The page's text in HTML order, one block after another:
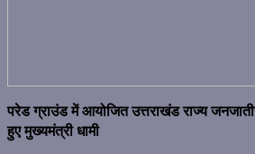
परेड ग्राउंड में आयोजित उत्तराखंड राज्य
हुए मुख्यमंत्री धामी